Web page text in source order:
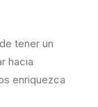
tener un
hacia
enriquezca